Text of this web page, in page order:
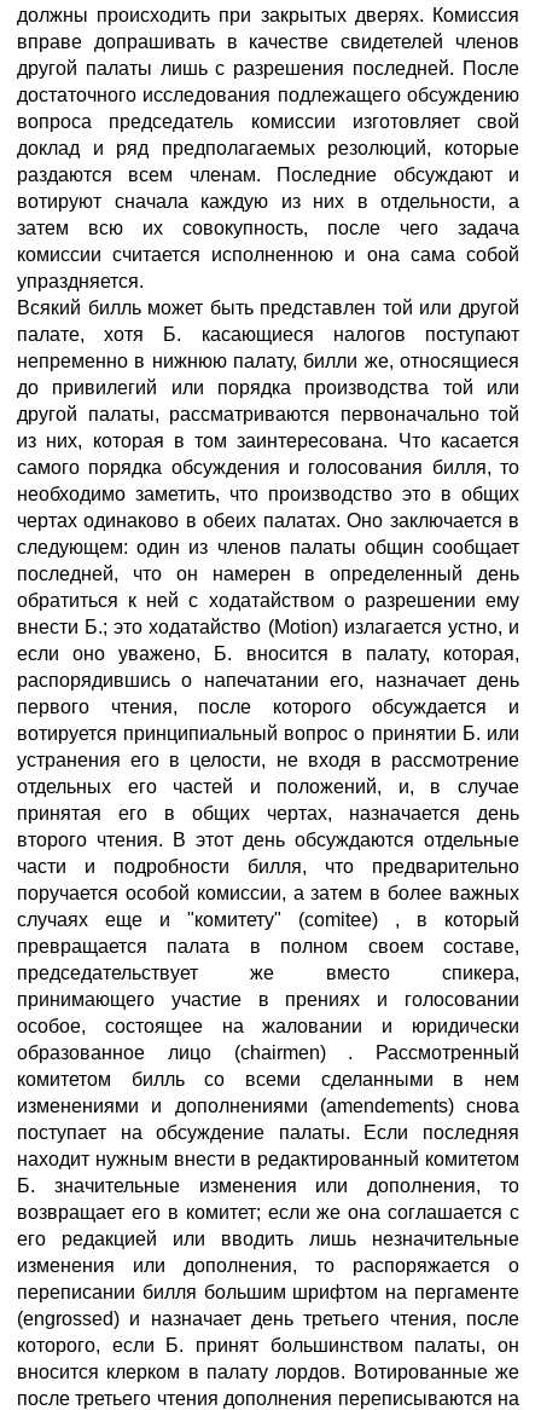
должны происходить при закрытых дверях. Комиссия
вправе допрашивать в качестве свидетелей членов
другой палаты лишь с разрешения последней. После
достаточного исследования подлежащего обсуждению
вопроса председатель комиссии изготовляет свой
доклад и ряд предполагаемых резолюций, которые
раздаются всем членам. Последние обсуждают и
вотируют сначала каждую из них в отдельности, а
затем всю их совокупность, после чего задача
комиссии считается исполненною и она сама собой
упраздняется.
Всякий билль может быть представлен той или другой
палате, хотя Б. касающиеся налогов поступают
непременно в нижнюю палату, билли же, относящиеся
до привилегий или порядка производства той или
другой палаты, рассматриваются первоначально той
из них, которая в том заинтересована. Что касается
самого порядка обсуждения и голосования билля, то
необходимо заметить, что производство это в общих
чертах одинаково в обеих палатах. Оно заключается в
следующем: один из членов палаты общин сообщает
последней, что он намерен в определенный день
обратиться к ней с ходатайством о разрешении ему
внести Б.; это ходатайство (Motion) излагается устно, и
если оно уважено, Б. вносится в палату, которая,
распорядившись о напечатании его, назначает день
первого чтения, после которого обсуждается и
вотируется принципиальный вопрос о принятии Б. или
устранения его в целости, не входя в рассмотрение
отдельных его частей и положений, и, в случае
принятая его в общих чертах, назначается день
второго чтения. В этот день обсуждаются отдельные
части и подробности билля, что предварительно
поручается особой комиссии, а затем в более важных
случаях еще и "комитету" (comitee) , в который
превращается палата в полном своем составе,
председательствует же вместо спикера,
принимающего участие в прениях и голосовании
особое, состоящее на жаловании и юридически
образованное лицо (chairmen) . Рассмотренный
комитетом билль со всеми сделанными в нем
изменениями и дополнениями (amendements) снова
поступает на обсуждение палаты. Если последняя
находит нужным внести в редактированный комитетом
Б. значительные изменения или дополнения, то
возвращает его в комитет; если же она соглашается с
его редакцией или вводить лишь незначительные
изменения или дополнения, то распоряжается о
переписании билля большим шрифтом на пергаменте
(engrossed) и назначает день третьего чтения, после
которого, если Б. принят большинством палаты, он
вносится клерком в палату лордов. Вотированные же
после третьего чтения дополнения переписываются на